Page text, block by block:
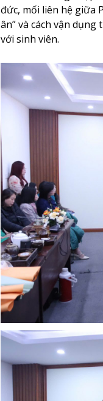
đức, mối liên hệ giữa
ân” và cách vận
với sinh viên.